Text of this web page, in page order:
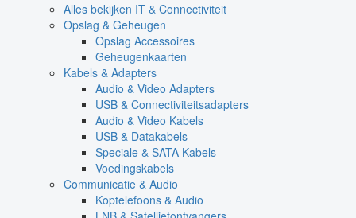
Alles bekijken IT & Connectiviteit
Opslag & Geheugen
Opslag Accessoires
Geheugenkaarten
Kabels & Adapters
Audio & Video Adapters
USB & Connectiviteitsadapters
Audio & Video Kabels
USB & Datakabels
Speciale & SATA Kabels
Voedingskabels
Communicatie & Audio
Koptelefoons & Audio